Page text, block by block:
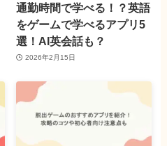
通勤時間で学べる！？英語
をゲームで学べるアプリ5
選！AI英会話も？
2026年2月15日